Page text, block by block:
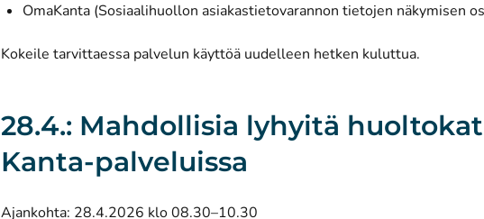
OmaKanta (Sosiaalihuollon asiakastietovarannon tietojen näkymisen
Kokeile tarvittaessa palvelun käyttöä uudelleen hetken kuluttua.
28.4.: Mahdollisia lyhyitä
Kanta-palveluissa
Ajankohta: 28.4.2026 klo 08.30–10.30